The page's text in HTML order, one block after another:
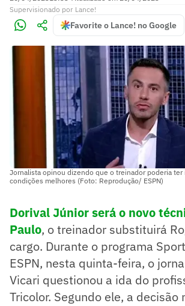
Supervisionado por Lance!
Favorite o Lance! no Google
Jornalista opinou dizendo que o treinador poderia ter
condições melhores (Foto: Reprodução/ ESPN)
Dorival Júnior será o novo
Paulo, o treinador substituirá
cargo. Durante o programa
ESPN, nesta quinta-feira, o
Vicari questionou a ida do
Tricolor. Segundo ele, a decisão